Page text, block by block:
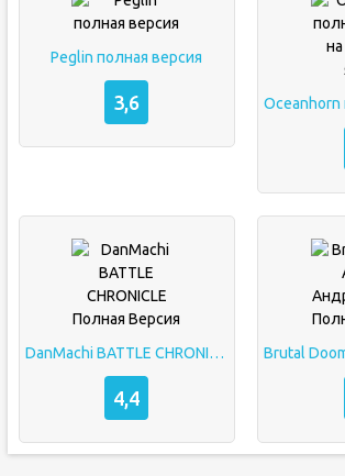
Peglin полная версия
3,6
DanMachi BATTLE CHRONICLE Полная Версия
4,4